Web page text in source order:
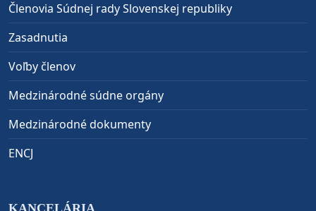
Členovia Súdnej rady Slovenskej republiky
Zasadnutia
Voľby členov
Medzinárodné súdne orgány
Medzinárodné dokumenty
ENCJ